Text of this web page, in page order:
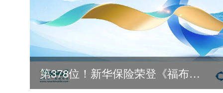
第378位！新华保险荣登《福布斯》全球500强